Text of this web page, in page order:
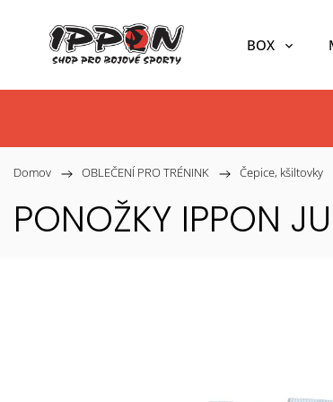
BOX
Domov / OBLEČENÍ PRO TRÉNINK / Čepice, kšiltovky
PONOŽKY IPPON